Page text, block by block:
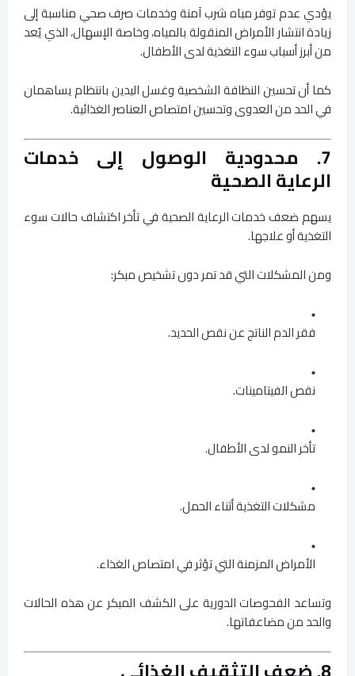
يؤدي عدم توفر مياه شرب آمنة وخدمات صرف صحي مناسبة إلى
زيادة انتشار الأمراض المنقولة بالمياه، وخاصة الإسهال، الذي يُعد
من أبرز أسباب سوء التغذية لدى الأطفال.
كما أن تحسين النظافة الشخصية وغسل اليدين بانتظام يساهمان
في الحد من العدوى وتحسين امتصاص العناصر الغذائية.
7. محدودية الوصول إلى خدمات
الرعاية الصحية
يسهم ضعف خدمات الرعاية الصحية في تأخر اكتشاف حالات سوء
التغذية أو علاجها.
ومن المشكلات التي قد تمر دون تشخيص مبكر:
فقر الدم الناتج عن نقص الحديد.
نقص الفيتامينات.
تأخر النمو لدى الأطفال.
مشكلات التغذية أثناء الحمل.
الأمراض المزمنة التي تؤثر في امتصاص الغذاء.
وتساعد الفحوصات الدورية على الكشف المبكر عن هذه الحالات
والحد من مضاعفاتها.